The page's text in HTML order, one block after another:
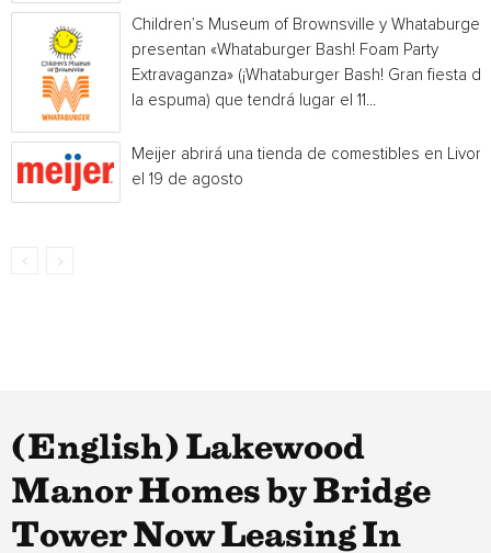
Children’s Museum of Brownsville y Whataburger
presentan «Whataburger Bash! Foam Party
Extravaganza» (¡Whataburger Bash! Gran fiesta de
la espuma) que tendrá lugar el 11...
Meijer abrirá una tienda de comestibles en
el 19 de agosto
(English) Lakewood
Manor Homes by Bridge
Tower Now Leasing In